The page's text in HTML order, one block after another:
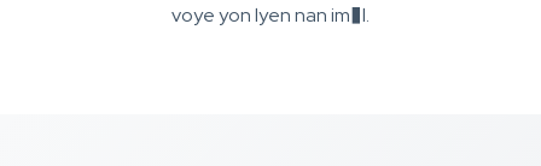
voye yon lyen nan im�l.